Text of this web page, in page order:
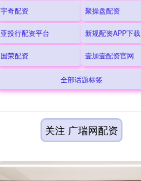
宇奇配资 聚操盘配资
亚投行配资平台 新规配资APP下载
国荣配资 壹加壹配资官网
全部话题标签
关注 广瑞网配资